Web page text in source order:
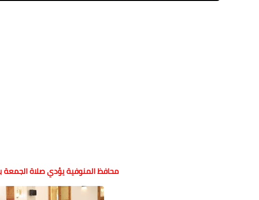
محافظ المنوفية يؤدي صلاة الجمعة